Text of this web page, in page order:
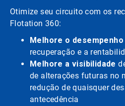
Otimize seu circuito com os
Flotation 360:
Melhore o desempenho
recuperação e a
Melhore a visibilidade
de alterações futuras no
redução de quaisquer
antecedência